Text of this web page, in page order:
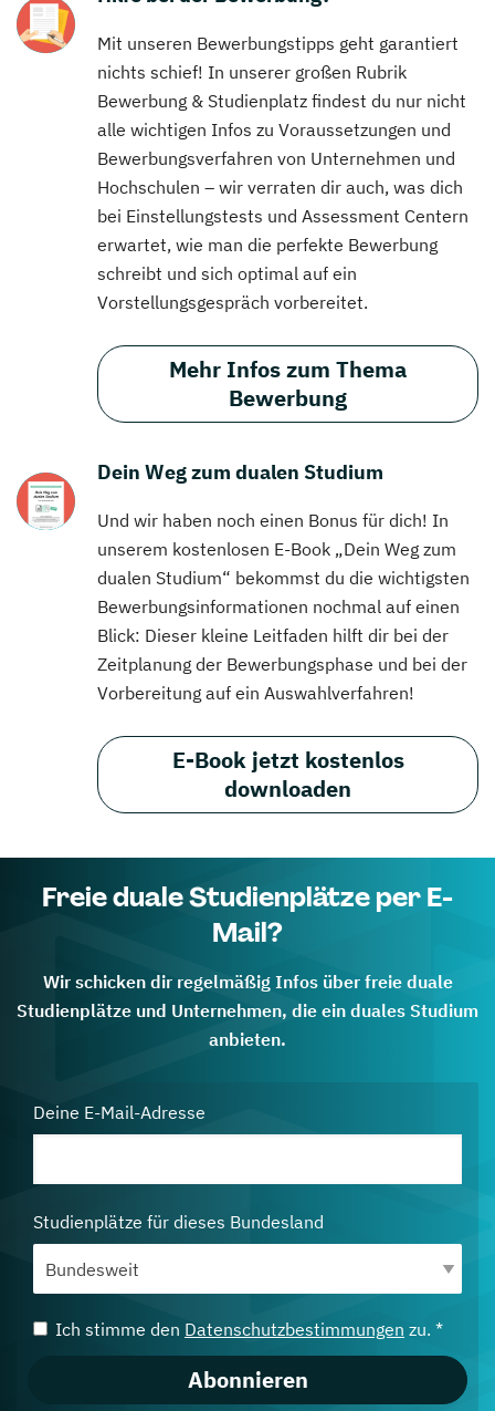
Mit unseren Bewerbungstipps geht garantiert
nichts schief! In unserer großen Rubrik
Bewerbung & Studienplatz findest du nur nicht
alle wichtigen Infos zu Voraussetzungen und
Bewerbungsverfahren von Unternehmen und
Hochschulen – wir verraten dir auch, was dich
bei Einstellungstests und Assessment Centern
erwartet, wie man die perfekte Bewerbung
schreibt und sich optimal auf ein
Vorstellungsgespräch vorbereitet.
Mehr Infos zum Thema
Bewerbung
Dein Weg zum dualen Studium
Und wir haben noch einen Bonus für dich! In
unserem kostenlosen E-Book „Dein Weg zum
dualen Studium“ bekommst du die wichtigsten
Bewerbungsinformationen nochmal auf einen
Blick: Dieser kleine Leitfaden hilft dir bei der
Zeitplanung der Bewerbungsphase und bei der
Vorbereitung auf ein Auswahlverfahren!
E-Book jetzt kostenlos
downloaden
Freie duale Studienplätze per E-
Mail?
Wir schicken dir regelmäßig Infos über freie duale
Studienplätze und Unternehmen, die ein duales Studium
anbieten.
Deine E-Mail-Adresse
Studienplätze für dieses Bundesland
Ich stimme den Datenschutzbestimmungen zu. *
Abonnieren